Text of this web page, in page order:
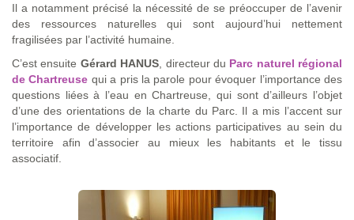
Il a notamment précisé la nécessité de se préoccuper de l’avenir
des ressources naturelles qui sont aujourd’hui nettement
fragilisées par l’activité humaine.
C’est ensuite Gérard HANUS, directeur du Parc naturel régional
de Chartreuse qui a pris la parole pour évoquer l’importance des
questions liées à l’eau en Chartreuse, qui sont d’ailleurs l’objet
d’une des orientations de la charte du Parc. Il a mis l’accent sur
l’importance de développer les actions participatives au sein du
territoire afin d’associer au mieux les habitants et le tissu
associatif.